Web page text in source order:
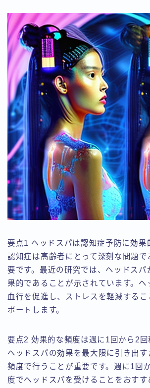
要点1 ヘッドスパは認知症予防に効果
認知症は高齢者にとって深刻な問題で
要です。最近の研究では、ヘッドスパ
果的であることが示されています。ヘ
血行を促進し、ストレスを軽減する
ポートします。
要点2 効果的な頻度は週に1回から2回
ヘッドスパの効果を最大限に引き出
頻度で行うことが重要です。週に1回
度でヘッドスパを受けることをおすす